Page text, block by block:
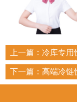
上一篇： 冷库专用
下一篇： 高端冷链